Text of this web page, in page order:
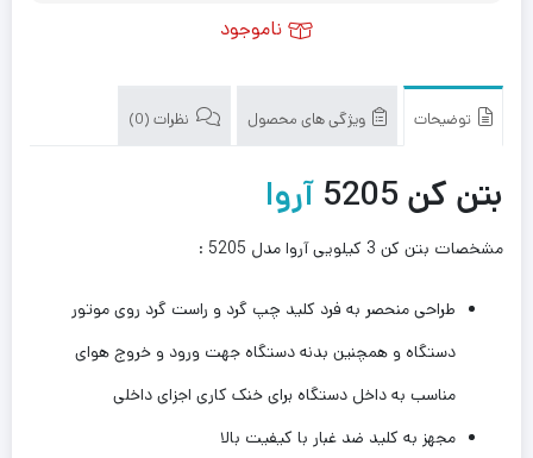
ناموجود
توضیحات ویژگی های محصول نظرات (0)
بتن کن 5205 آروا
مشخصات بتن کن 3 کیلویی آروا مدل 5205 :
طراحی منحصر به فرد کلید چپ گرد و راست گرد روی موتور
دستگاه و همچنین بدنه دستگاه جهت ورود و خروج هوای
مناسب به داخل دستگاه برای خنک کاری اجزای داخلی
مجهز به کلید ضد غبار با کیفیت بالا